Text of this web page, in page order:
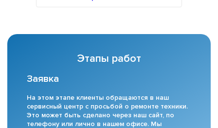
Этапы работ
Заявка
На этом этапе клиенты обращаются в наш
сервисный центр с просьбой о ремонте техники.
Это может быть сделано через наш сайт, по
телефону или лично в нашем офисе. Мы